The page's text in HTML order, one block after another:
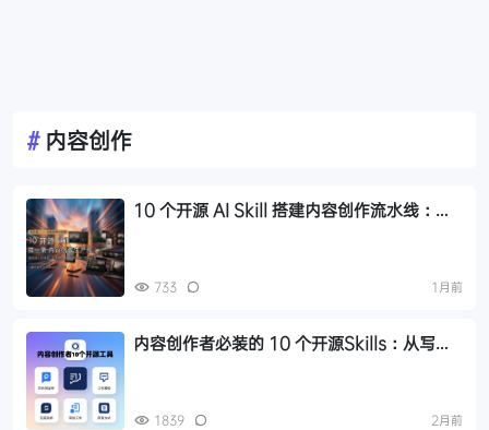
# 内容创作
10 个开源 AI Skill 搭建内容创作流水线：从
733 1月前
内容创作者必装的 10 个开源Skills：从写作
1839 2月前